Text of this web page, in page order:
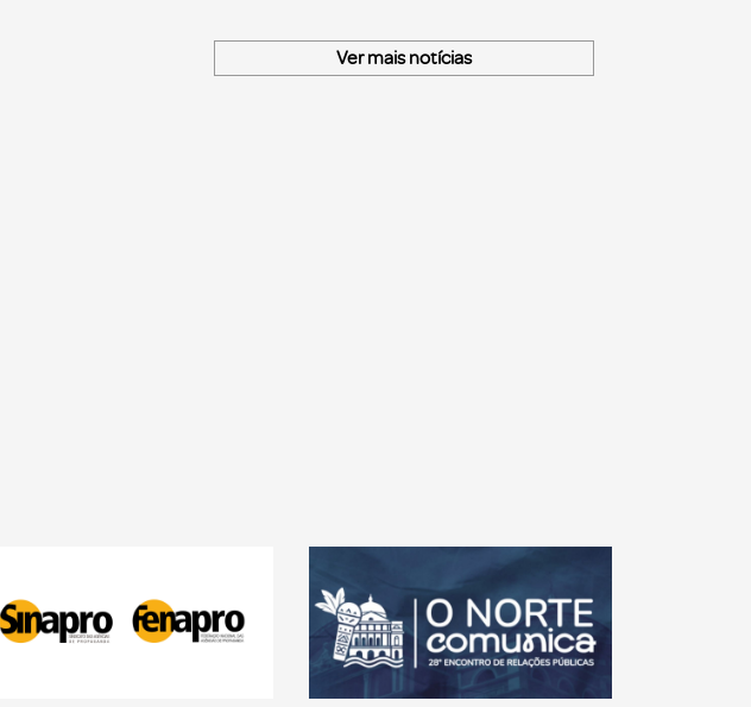
Ver mais notícias